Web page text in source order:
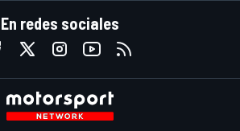
En redes sociales